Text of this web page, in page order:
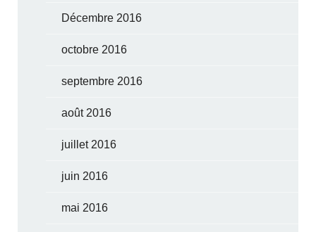
Décembre 2016
octobre 2016
septembre 2016
août 2016
juillet 2016
juin 2016
mai 2016